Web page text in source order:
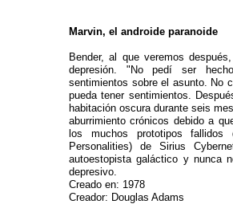
Marvin, el androide paranoide
Bender, al que veremos
depresión. "No pedí ser
sentimientos sobre el asunto. No
pueda tener sentimientos.
habitación oscura durante seis
aburrimiento crónicos debido a
los muchos prototipos
Personalities) de Sirius
autoestopista galáctico y nunca
depresivo.
Creado en: 1978
Creador: Douglas Adams